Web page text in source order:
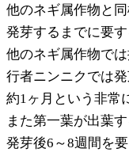
他のネギ属作物と同
発芽するまでに要
他のネギ属作物で
行者ニンニクでは
約1ヶ月という非常
また第一葉が出葉
発芽後6～8週間を要